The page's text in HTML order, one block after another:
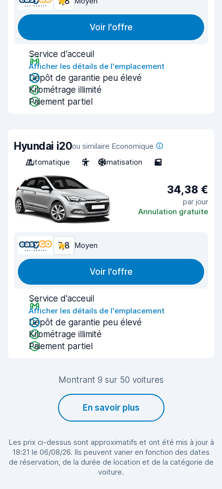
Voir l'offre
Service d'acceuil
Afficher les détails de l'emplacement
Dépôt de garantie peu élevé
Kilométrage illimité
Paiement partiel
Hyundai i20ou similaire Economique
Automatique
5 Climatisation 5
34,38 €
par jour
Annulation gratuite
7,8 Moyen
Voir l'offre
Service d'acceuil
Afficher les détails de l'emplacement
Dépôt de garantie peu élevé
Kilométrage illimité
Paiement partiel
Montrant 9 sur 50 voitures
En savoir plus
Les prix ci-dessus sont approximatifs et ont été mis à jour à
18:21 le 06/08/26. Ils peuvent varier en fonction des dates
de réservation, de la durée de location et de la catégorie de
voiture.